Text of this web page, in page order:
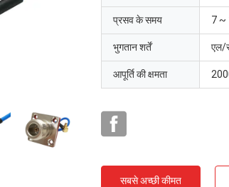
प्रसव के समय 7 ~
भुगतान शर्तें एल/
आपूर्ति की क्षमता
सबसे अच्छी कीमत